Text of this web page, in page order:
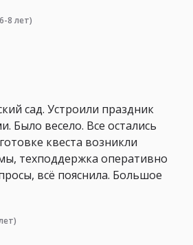
8 лет)
сад. Устроили праздник
Было весело. Все остались
квеста возникли
техподдержка оперативно
всё пояснила. Большое